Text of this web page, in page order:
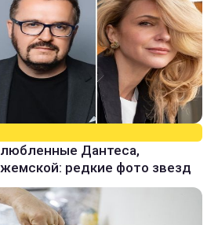
Дантеса,
редкие фото звезд